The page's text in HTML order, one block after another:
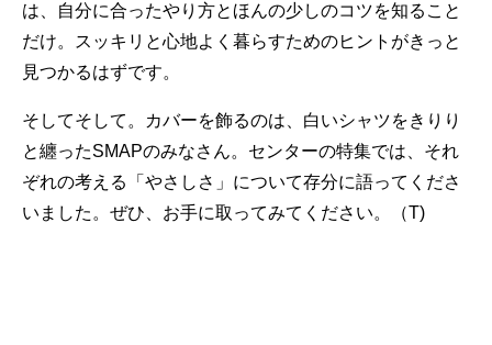
は、自分に合ったやり方とほんの少しのコツを知ること
だけ。スッキリと心地よく暮らすためのヒントがきっと
見つかるはずです。
そしてそして。カバーを飾るのは、白いシャツをきりり
と纏ったSMAPのみなさん。センターの特集では、それ
ぞれの考える「やさしさ」について存分に語ってくださ
いました。ぜひ、お手に取ってみてください。（T)